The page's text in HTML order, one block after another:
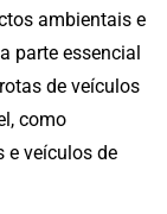
ambientais e
parte essencial
de veículos
como
e veículos de